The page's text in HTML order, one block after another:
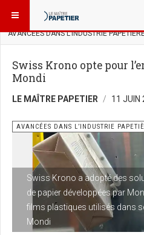
VOUS ÊTES ICI :
AVANCÉES DANS L’INDUSTRIE
Swiss Krono opte pour
Mondi
LE MAÎTRE PAPETIER 11 JUIN
Swiss Krono a adopté des
de papier développées par
films plastiques utilisés dans
Mondi
AVANCÉES DANS L’INDUSTRIE